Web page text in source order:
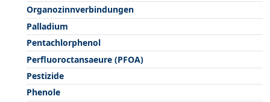
Organozinnverbindungen
Palladium
Pentachlorphenol
Perfluoroctansaeure (PFOA)
Pestizide
Phenole